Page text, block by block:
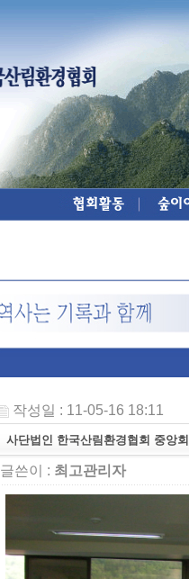
작성일 : 11-05-16 18:11
사단법인 한국산림환경협회 중앙
글쓴이 : 최고관리자